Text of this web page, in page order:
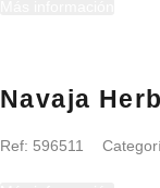
Navaja
Ref: 596511